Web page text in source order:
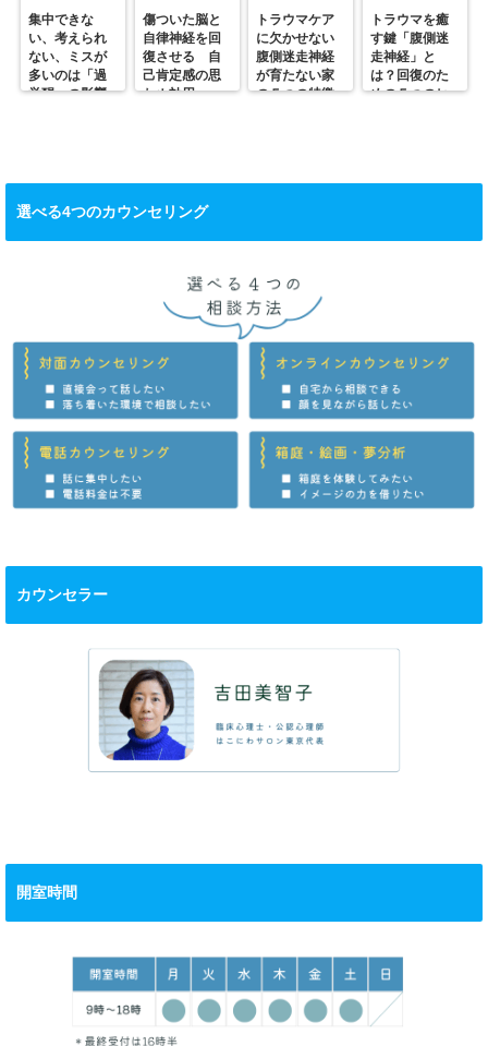
集中できな
い、考えられ
ない、ミスが
多いのは「過
覚醒」の影響
傷ついた脳と
自律神経を回
復させる 自
己肯定感の思
わぬ効用
トラウマケア
に欠かせない
腹側迷走神経
が育たない家
の５つの特徴
トラウマを癒
す鍵「腹側迷
走神経」と
は？回復のた
めの５つのヒ
選べる4つのカウンセリング
カウンセラー
開室時間